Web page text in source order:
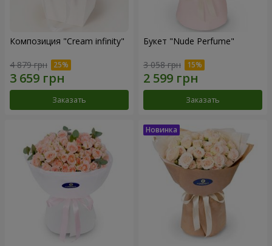
Композиция "Cream infinity"
4 879 грн
Заказать
Букет "Nude Perfume"
3 058 грн
Заказать